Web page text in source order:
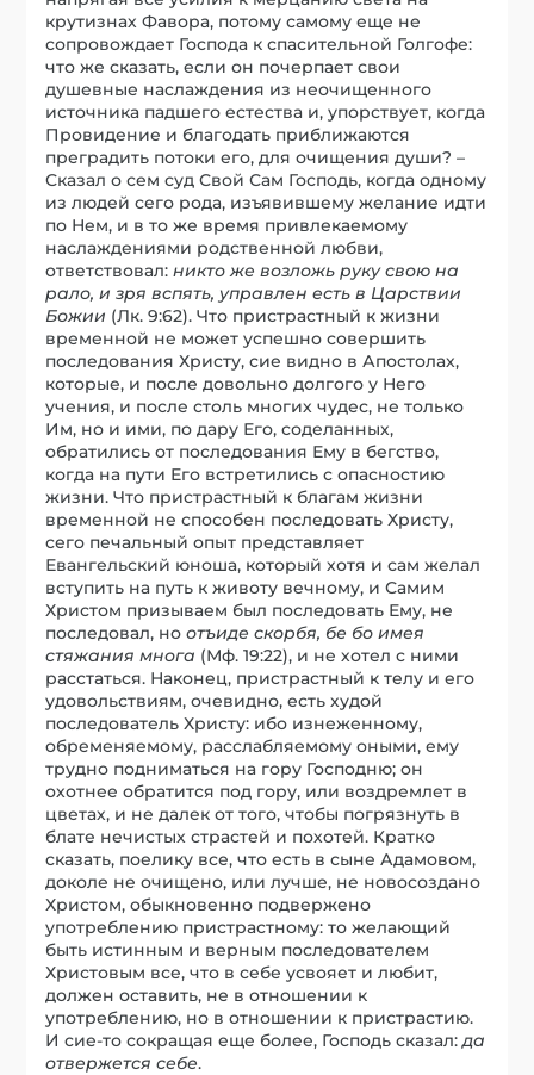
крутизнах Фавора, потому самому еще не
сопровождает Господа к спасительной Голгофе:
что же сказать, если он почерпает свои
душевные наслаждения из неочищенного
источника падшего естества и, упорствует, когда
Провидение и благодать приближаются
преградить потоки его, для очищения души? –
Сказал о сем суд Свой Сам Господь, когда одному
из людей сего рода, изъявившему желание идти
по Нем, и в то же время привлекаемому
наслаждениями родственной любви,
ответствовал:никто же возложь руку свою на
рало, и зря вспять, управлен есть в Царствии
Божии (Лк. 9:62). Что пристрастный к жизни
временной не может успешно совершить
последования Христу, сие видно в Апостолах,
которые, и после довольно долгого у Него
учения, и после столь многих чудес, не только
Им, но и ими, по дару Его, соделанных,
обратились от последования Ему в бегство,
когда на пути Его встретились с опасностию
жизни. Что пристрастный к благам жизни
временной не способен последовать Христу,
сего печальный опыт представляет
Евангельский юноша, который хотя и сам желал
вступить на путь к животу вечному, и Самим
Христом призываем был последовать Ему, не
последовал, ноотъиде скорбя, бе бо имея
стяжания многа (Мф. 19:22), и не хотел с ними
расстаться. Наконец, пристрастный к телу и его
удовольствиям, очевидно, есть худой
последователь Христу: ибо изнеженному,
обременяемому, расслабляемому оными, ему
трудно подниматься на гору Господню; он
охотнее обратится под гору, или воздремлет в
цветах, и не далек от того, чтобы погрязнуть в
блате нечистых страстей и похотей. Кратко
сказать, поелику все, что есть в сыне Адамовом,
доколе не очищено, или лучше, не новосоздано
Христом, обыкновенно подвержено
употреблению пристрастному: то желающий
быть истинным и верным последователем
Христовым все, что в себе усвояет и любит,
должен оставить, не в отношении к
употреблению, но в отношении к пристрастию.
И сие-то сокращая еще более, Господь сказал:да
отвержется себе.